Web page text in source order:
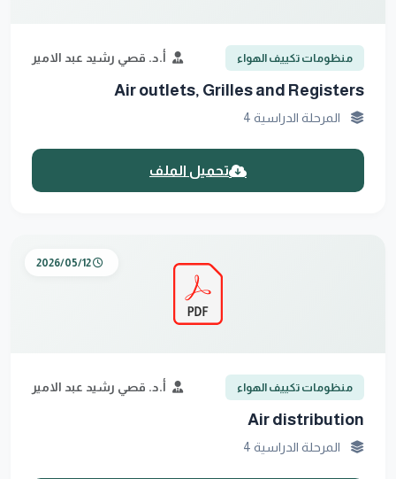
منظومات تكييف الهواء أ.د. قصي رشيد عبد الامير
Air outlets, Grilles and Registers
المرحلة الدراسية 4
تحميل الملف
2026/05/12
منظومات تكييف الهواء أ.د. قصي رشيد عبد الامير
Air distribution
المرحلة الدراسية 4